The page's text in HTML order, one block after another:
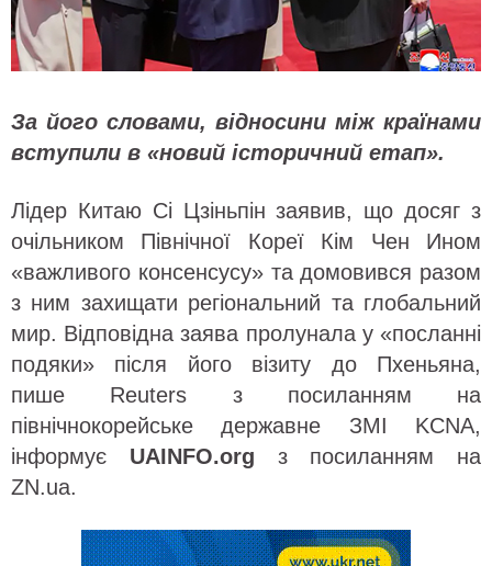
За його словами, відносини між країнами
вступили в «новий історичний етап».
Лідер Китаю Сі Цзіньпін заявив, що досяг з
очільником Північної Кореї Кім Чен Ином
«важливого консенсусу» та домовився разом
з ним захищати регіональний та глобальний
мир. Відповідна заява пролунала у «посланні
подяки» після його візиту до Пхеньяна,
пише Reuters з посиланням на
північнокорейське державне ЗМІ KCNA,
інформує UAINFO.org з посиланням на
ZN.ua.